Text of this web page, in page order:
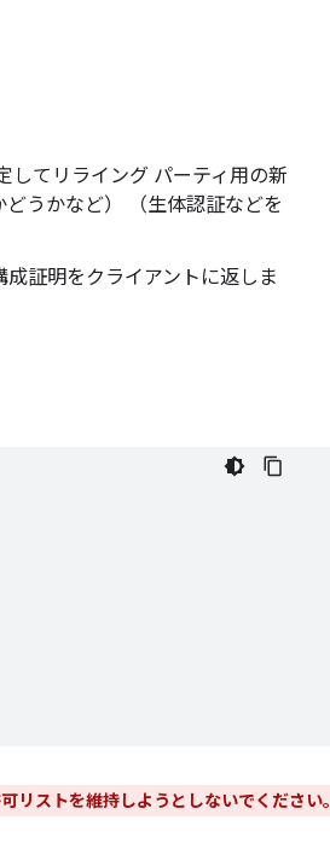
てリライング パーティ用の新
うかなど） （生体認証などを
証明をクライアントに返しま
リストを維持しようとしないでください。